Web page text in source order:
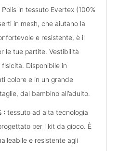
in tessuto Evertex (100%
in mesh, che aiutano la
e resistente, è il
le tue partite. Vestibilità
Disponibile in
colore e in un grande
dal bambino all’adulto.
: tessuto ad alta tecnologia
per i kit da gioco. È
e resistente agli